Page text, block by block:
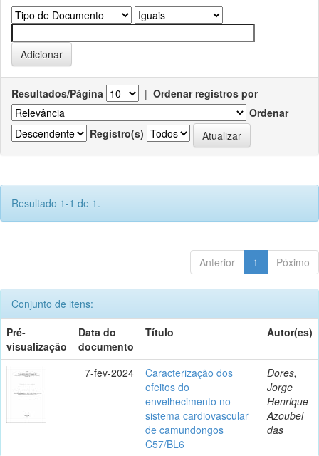
Resultados/Página | Ordenar registros por
Ordenar
Registro(s)
Resultado 1-1 de 1.
Anterior 1 Póximo
Conjunto de itens:
Pré-
visualização
Data do
documento
Título Autor(es)
7-fev-2024
Caracterização dos
efeitos do
envelhecimento no
sistema cardiovascular
de camundongos
C57/BL6
Dores,
Jorge
Henrique
Azoubel
das